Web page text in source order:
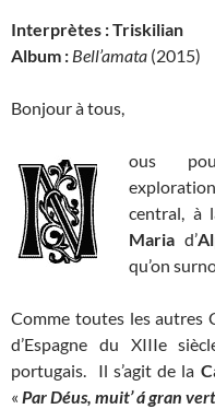
Interprètes : Triskilian
Album : Bell’amata (2015)
Bonjour à tous,
ous
central, à
Maria d’
qu’on
Comme toutes les autres
d’Espagne du XIIIe
portugais. Il s’agit de la
«Par Déus, muit’ á gran